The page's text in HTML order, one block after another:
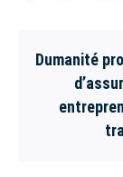
Dumanité